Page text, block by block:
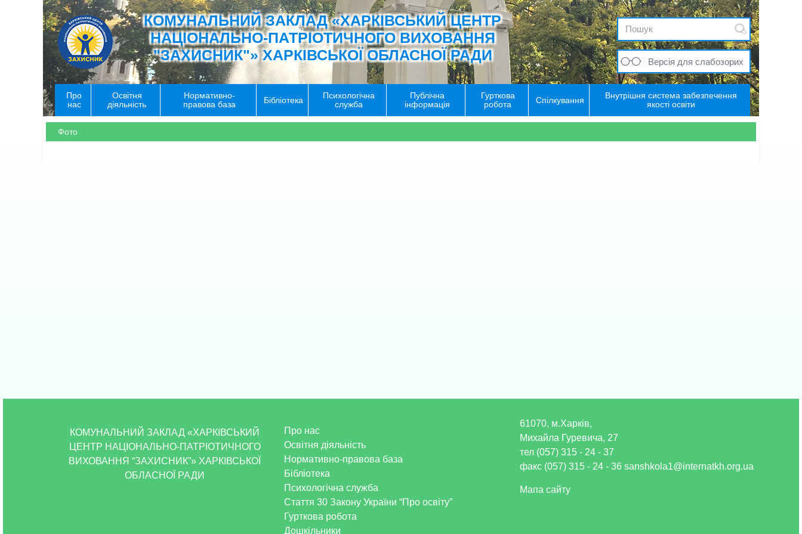
КОМУНАЛЬНИЙ ЗАКЛАД «ХАРКІВСЬКИЙ ЦЕНТР
НАЦІОНАЛЬНО-ПАТРІОТИЧНОГО ВИХОВАННЯ
"ЗАХИСНИК"» ХАРКІВСЬКОЇ ОБЛАСНОЇ РАДИ
Версія для слабозорих
Про
нас
Освітня
діяльність
Нормативно-
правова база
Бібліотека
Психологічна
служба
Публічна
інформація
Гурткова
робота
Спілкування
Внутрішня система забезпечення
якості освіти
Фото
КОМУНАЛЬНИЙ ЗАКЛАД «ХАРКІВСЬКИЙ
ЦЕНТР НАЦІОНАЛЬНО-ПАТРІОТИЧНОГО
ВИХОВАННЯ “ЗАХИСНИК”» ХАРКІВСЬКОЇ
ОБЛАСНОЇ РАДИ
Про нас
Освітня діяльність
Нормативно-правова база
Бібліотека
Психологічна служба
Стаття 30 Закону України “Про освіту”
Гурткова робота
Дошкільники
61070, м.Харків,
Михайла Гуревича, 27
тел (057) 315 - 24 - 37
факс (057) 315 - 24 - 36 sanshkola1@internatkh.org.ua
Мапа сайту